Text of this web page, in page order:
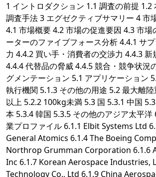
1 イントロダクション 1.1 調査の前提 1.2
調査手法 3 エグゼクティブサマリー 4 市
4.1 市場概要 4.2 市場の促進要因 4.3 市場
ーターのファイブフォース分析 4.4.1 サ
力 4.4.2 買い手・消費者の交渉力 4.4.3 新
4.4.4 代替品の脅威 4.4.5 競合・競争状況
グメンテーション 5.1 アプリケーション
執行機関 5.1.3 その他の用途 5.2 最大離
以上 5.2.2 100kg未満 5.3 国 5.3.1 中国
本 5.3.4 韓国 5.3.5 その他のアジア太平洋
業プロファイル 6.1.1 Elbit Systems Ltd
General Atomics 6.1.4 The Boeing
Northrop Grumman Corporation 6.1.6
Inc 6.1.7 Korean Aerospace Industries,
Technology Co., Ltd 6.1.9 China